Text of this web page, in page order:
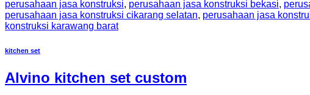
perusahaan jasa konstruksi, perusahaan jasa konstruksi bekasi,
perusahaan jasa konstruksi cikarang selatan, perusahaan jasa
konstruksi karawang barat
kitchen set
Alvino kitchen set custom